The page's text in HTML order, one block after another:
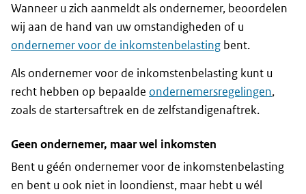
Wanneer u zich aanmeldt als ondernemer, beoordelen
wij aan de hand van uw omstandigheden of u
ondernemer voor de inkomstenbelasting bent.
Als ondernemer voor de inkomstenbelasting kunt u
recht hebben op bepaalde ondernemersregelingen,
zoals de startersaftrek en de zelfstandigenaftrek.
Geen ondernemer, maar wel inkomsten
Bent u géén ondernemer voor de inkomstenbelasting
en bent u ook niet in loondienst, maar hebt u wél